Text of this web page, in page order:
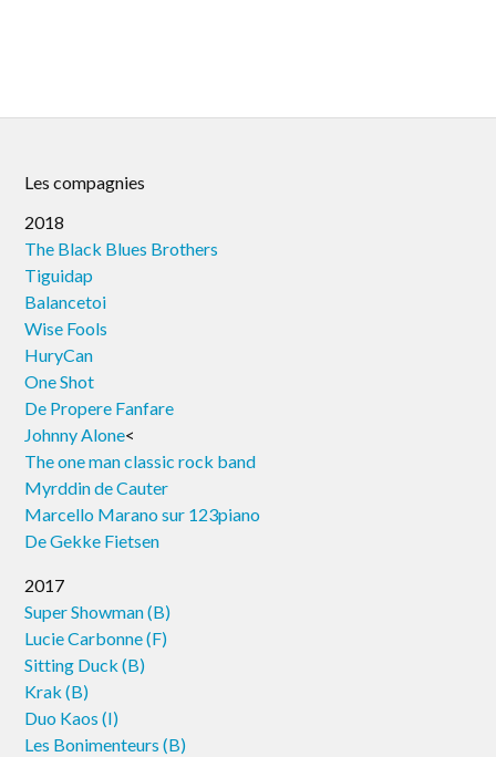
Les compagnies
2018
The Black Blues Brothers
Tiguidap
Balancetoi
Wise Fools
HuryCan
One Shot
De Propere Fanfare
Johnny Alone<
The one man classic rock band
Myrddin de Cauter
Marcello Marano sur 123piano
De Gekke Fietsen
2017
Super Showman (B)
Lucie Carbonne (F)
Sitting Duck (B)
Krak (B)
Duo Kaos (I)
Les Bonimenteurs (B)